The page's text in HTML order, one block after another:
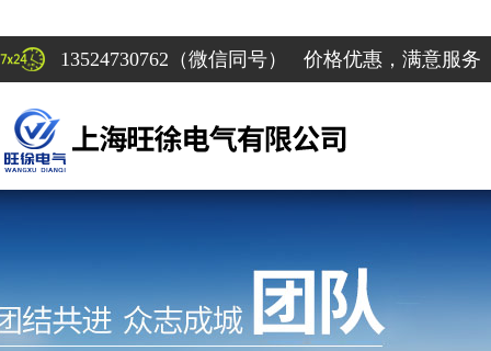
13524730762（微信同号） 价格优惠，满意服务